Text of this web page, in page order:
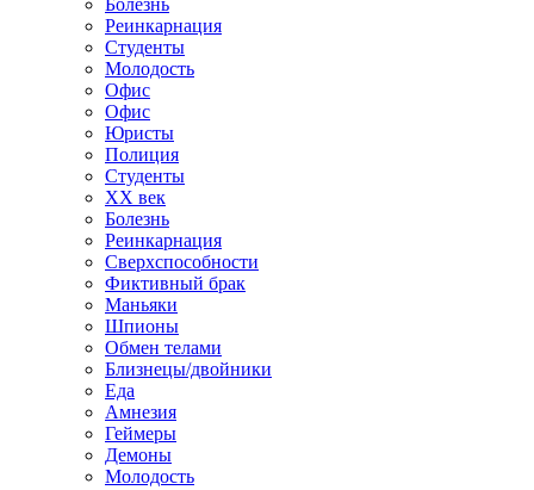
Болезнь
Реинкарнация
Студенты
Молодость
Офис
Офис
Юристы
Полиция
Студенты
ХХ век
Болезнь
Реинкарнация
Сверхспособности
Фиктивный брак
Маньяки
Шпионы
Обмен телами
Близнецы/двойники
Еда
Амнезия
Геймеры
Демоны
Молодость